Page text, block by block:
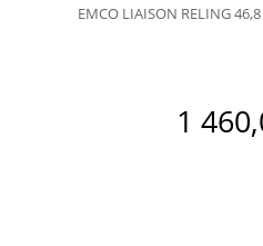
EMCO LIAISON RELING
1